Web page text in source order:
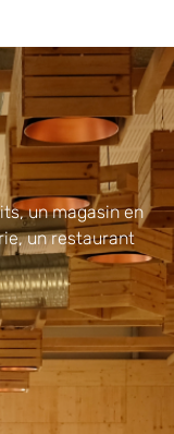
un magasin en
un restaurant